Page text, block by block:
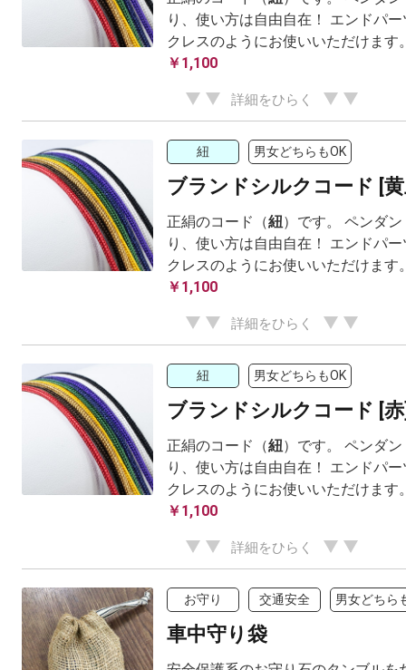
り、使い方は自由自在！ エンドパ
クレスのようにお使いいただけます
￥1,100
詳細をひらく
紐 男女どちらもOK
ブランドシルクコード [
正絹のコード（紐）です。 ペンダ
り、使い方は自由自在！ エンドパ
クレスのようにお使いいただけます
￥1,100
詳細をひらく
紐 男女どちらもOK
ブランドシルクコード [
正絹のコード（紐）です。 ペンダ
り、使い方は自由自在！ エンドパ
クレスのようにお使いいただけます
￥1,100
詳細をひらく
お守り 交通安全 男女どちら
車中守り袋